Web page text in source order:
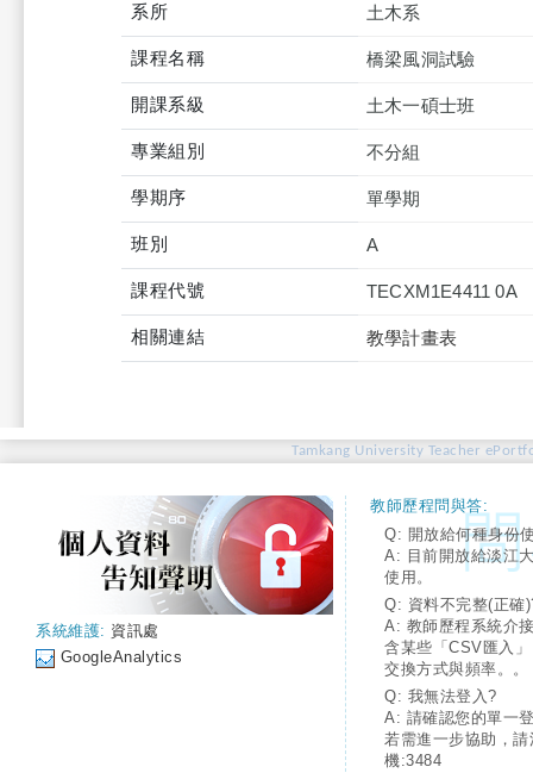
系所 土木系
課程名稱 橋梁風洞試驗
開課系級 土木一碩士班
專業組別 不分組
學期序 單學期
班別 A
課程代號 TECXM1E4411 0A
相關連結 教學計畫表
Tamkang University Teacher
系統維護: 資訊處
GoogleAnalytics
教師歷程問與答:
Q: 開放給何種身份
A: 目前開放給淡江
使用。
Q: 資料不完整(正確
A: 教師歷程系統介
含某些「CSV匯入
交換方式與頻率。。
Q: 我無法登入?
A: 請確認您的單一
若需進一步協助，
機:3484